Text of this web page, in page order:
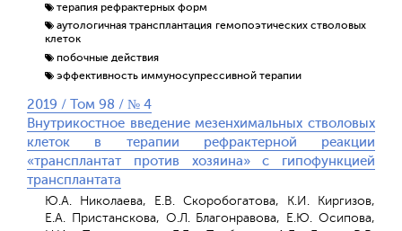
терапия рефрактерных форм
аутологичная трансплантация гемопоэтических стволовых
клеток
побочные действия
эффективность иммуносупрессивной терапии
2019 / Том 98 / № 4
Внутрикостное введение мезенхимальных стволовых
клеток в терапии рефрактерной реакции
«трансплантат против хозяина» с гипофункцией
трансплантата
Ю.А. Николаева, Е.В. Скоробогатова, К.И. Киргизов,
Е.А. Пристанскова, О.Л. Благонравова, Е.Ю. Осипова,